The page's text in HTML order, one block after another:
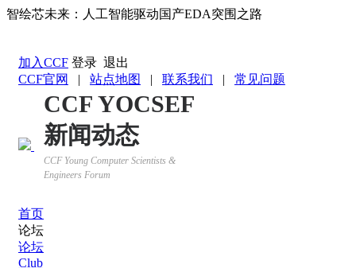
智绘芯未来：人工智能驱动国产EDA突围之路
加入CCF 登录 退出
CCF官网
| 站点地图 | 联系我们 | 常见问题
CCF YOCSEF
新闻动态
CCF Young Computer Scientists &
Engineers Forum
首页
论坛
论坛
Club